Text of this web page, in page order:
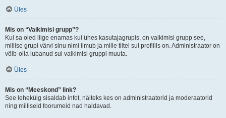
Üles
Mis on “Vaikimisi grupp”?
Kui sa oled liige enamas kui ühes kasutajagrupis, on vaikimisi grupp see,
millise grupi värvi sinu nimi ilmub ja mille tiitel sul profiilis on. Administraator on
võib-olla lubanud sul vaikimisi gruppi muuta.
Üles
Mis on “Meeskond” link?
See lehekülg sisaldab infot, näiteks kes on administraatorid ja moderaatorid
ning milliseid foorumeid nad haldavad.